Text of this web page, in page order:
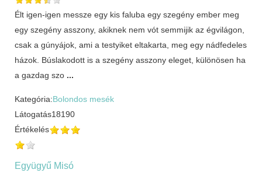
Élt igen-igen messze egy kis faluba egy szegény ember meg
egy szegény asszony, akiknek nem vót semmijik az égvilágon,
csak a gúnyájok, ami a testyiket eltakarta, meg egy nádfedeles
házok. Búslakodott is a szegény asszony eleget, különösen ha
a gazdag szo ...
Kategória:Bolondos mesék
Látogatás18190
Értékelés
Együgyű Misó